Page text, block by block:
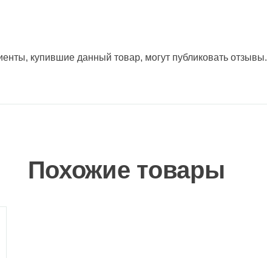
купившие данный товар, могут публиковать отзывы.
Похожие товары